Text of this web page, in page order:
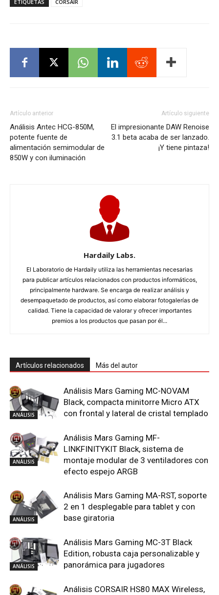
ETIQUETAS CORSAIR
Artículo anterior
Análisis Antec HCG-850M,
potente fuente de
alimentación semimodular de
850W y con iluminación
Artículo siguiente
El impresionante DAW Renoise
3.1 beta acaba de ser lanzado.
¡Y tiene pintaza!
Hardaily Labs.
El Laboratorio de Hardaily utiliza las herramientas necesarias
para publicar artículos relacionados con productos informáticos,
principalmente hardware. Se encarga de realizar análisis y
desempaquetado de productos, así como elaborar fotogalerías de
calidad. Tiene la capacidad de valorar y ofrecer importantes
premios a los productos que pasan por él...
Artículos relacionados Más del autor
ANÁLISIS
Análisis Mars Gaming MC-NOVAM
Black, compacta minitorre Micro ATX
con frontal y lateral de cristal templado
ANÁLISIS
Análisis Mars Gaming MF-
LINKFINITYKIT Black, sistema de
montaje modular de 3 ventiladores con
efecto espejo ARGB
ANÁLISIS
Análisis Mars Gaming MA-RST, soporte
2 en 1 desplegable para tablet y con
base giratoria
ANÁLISIS
Análisis Mars Gaming MC-3T Black
Edition, robusta caja personalizable y
panorámica para jugadores
Análisis CORSAIR HS80 MAX Wireless,